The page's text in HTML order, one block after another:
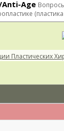
Age
Пластических